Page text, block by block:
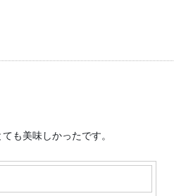
も美味しかったです。